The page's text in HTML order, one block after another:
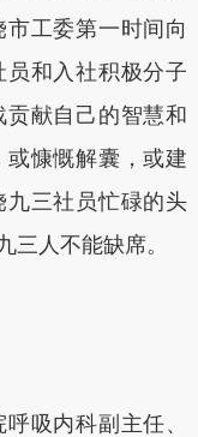
工委第一时间向
和入社积极分子
献自己的智慧和
慷慨解囊，或建
三社员忙碌的头
三人不能缺席。
吸内科副主任、